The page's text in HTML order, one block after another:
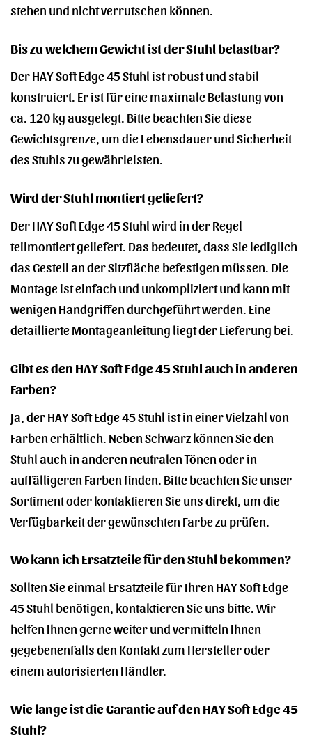
stehen und nicht verrutschen können.
Bis zu welchem Gewicht ist der Stuhl belastbar?
Der HAY Soft Edge 45 Stuhl ist robust und stabil
konstruiert. Er ist für eine maximale Belastung von
ca. 120 kg ausgelegt. Bitte beachten Sie diese
Gewichtsgrenze, um die Lebensdauer und Sicherheit
des Stuhls zu gewährleisten.
Wird der Stuhl montiert geliefert?
Der HAY Soft Edge 45 Stuhl wird in der Regel
teilmontiert geliefert. Das bedeutet, dass Sie lediglich
das Gestell an der Sitzfläche befestigen müssen. Die
Montage ist einfach und unkompliziert und kann mit
wenigen Handgriffen durchgeführt werden. Eine
detaillierte Montageanleitung liegt der Lieferung bei.
Gibt es den HAY Soft Edge 45 Stuhl auch in anderen
Farben?
Ja, der HAY Soft Edge 45 Stuhl ist in einer Vielzahl von
Farben erhältlich. Neben Schwarz können Sie den
Stuhl auch in anderen neutralen Tönen oder in
auffälligeren Farben finden. Bitte beachten Sie unser
Sortiment oder kontaktieren Sie uns direkt, um die
Verfügbarkeit der gewünschten Farbe zu prüfen.
Wo kann ich Ersatzteile für den Stuhl bekommen?
Sollten Sie einmal Ersatzteile für Ihren HAY Soft Edge
45 Stuhl benötigen, kontaktieren Sie uns bitte. Wir
helfen Ihnen gerne weiter und vermitteln Ihnen
gegebenenfalls den Kontakt zum Hersteller oder
einem autorisierten Händler.
Wie lange ist die Garantie auf den HAY Soft Edge 45
Stuhl?